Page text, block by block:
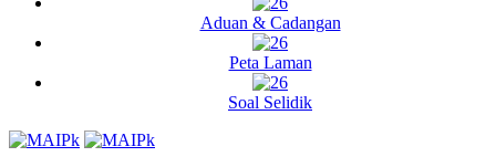
Aduan & Cadangan
Peta Laman
Soal Selidik